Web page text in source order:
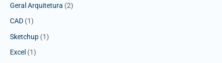
Geral Arquitetura (2)
CAD (1)
Sketchup (1)
Excel (1)